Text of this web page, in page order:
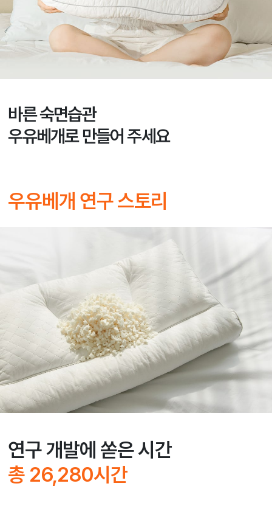
바른 숙면습관
우유베개로 만들어 주세요
우유베개 연구 스토리
연구 개발에 쏟은 시간
총 26,280시간